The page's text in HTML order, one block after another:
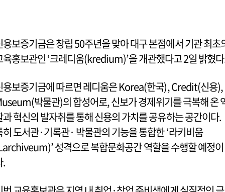
용보증기금은 창립 50주년을 맞아 대구 본점에서 기관 최초
육홍보관인 ‘크레디움(kredium)’을 개관했다고 2일 밝혔
용보증기금에 따르면 레디움은 Korea(한국), Credit(신용),
박물관)의 합성어로, 신보가 경제위기를 극복해 온
과 혁신의 발자취를 통해 신용의 가치를 공유하는 공간이다.
히 도서관·기록관· 박물관의 기능을 통합한 ‘라키비움
성격으로 복합문화공간 역할을 수행할 예정이
.